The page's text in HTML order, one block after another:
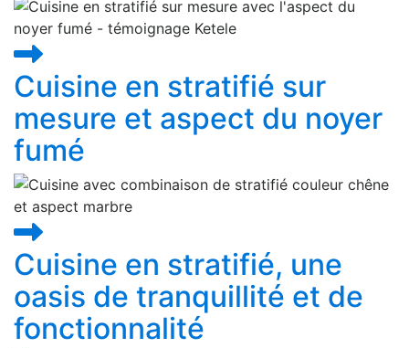
Cuisine en stratifié sur
mesure et aspect du noyer
fumé
Cuisine en stratifié, une
oasis de tranquillité et de
fonctionnalité